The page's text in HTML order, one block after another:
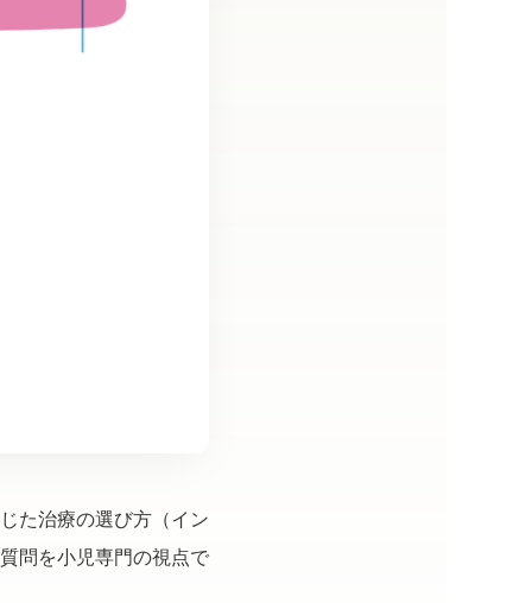
た治療の選び方（イン
問を小児専門の視点で